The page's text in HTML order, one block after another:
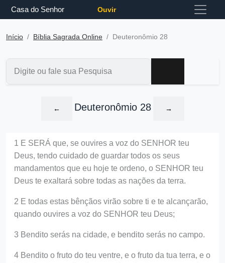
Casa do Senhor Ouvir
Início Bíblia Sagrada Online Deuteronômio 28
← Deuteronômio 28 →
1 E SERÁ que, se ouvires a voz do SENHOR teu
Deus, tendo cuidado de guardar todos os seus
mandamentos que eu hoje te ordeno, o SENHOR teu
Deus te exaltará sobre todas as nações da terra.
2 E todas estas bênçãos virão sobre ti e te alcançarão,
quando ouvires a voz do SENHOR teu Deus;
3 Bendito serás na cidade, e bendito serás no campo.
4 Bendito o fruto do teu ventre, e o fruto da tua terra, e o